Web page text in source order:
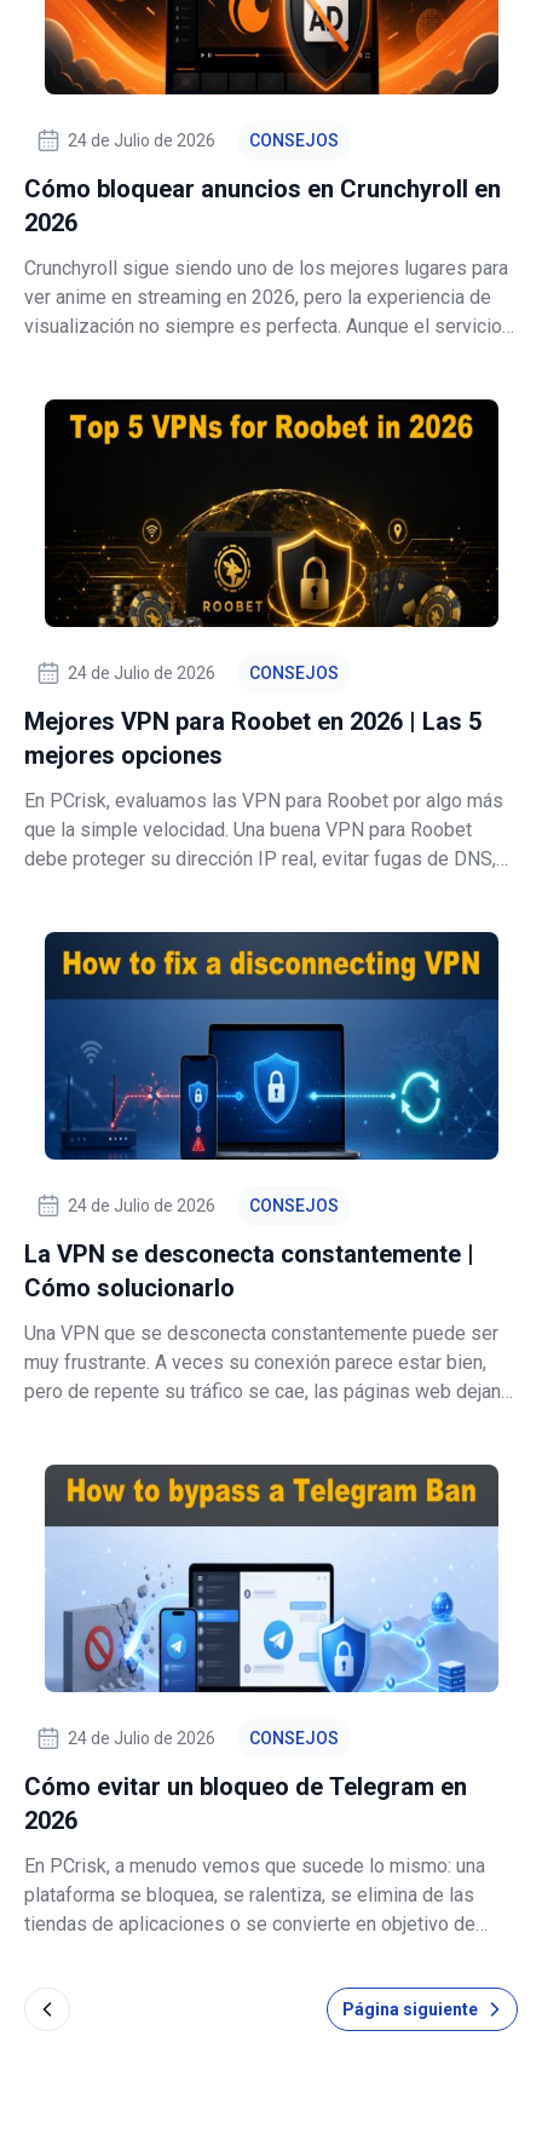
24 de Julio de 2026 CONSEJOS
Cómo bloquear anuncios en Crunchyroll en
2026
Crunchyroll sigue siendo uno de los mejores lugares para
ver anime en streaming en 2026, pero la experiencia de
visualización no siempre es perfecta. Aunque el servicio
rastreo, mejorar el rendim
24 de Julio de 2026 CONSEJOS
Mejores VPN para Roobet en 2026 | Las 5
mejores opciones
En PCrisk, evaluamos las VPN para Roobet por algo más
que la simple velocidad. Una buena VPN para Roobet
debe proteger su dirección IP real, evitar fugas de DNS,
conectarse desde regiones permitida
24 de Julio de 2026 CONSEJOS
La VPN se desconecta constantemente |
Cómo solucionarlo
Una VPN que se desconecta constantemente puede ser
muy frustrante. A veces su conexión parece estar bien,
pero de repente su tráfico se cae, las páginas web dejan
hemos visto que este pro
24 de Julio de 2026 CONSEJOS
Cómo evitar un bloqueo de Telegram en
2026
En PCrisk, a menudo vemos que sucede lo mismo: una
plataforma se bloquea, se ralentiza, se elimina de las
tiendas de aplicaciones o se convierte en objetivo de
sin saber si el servicio está caído, si su proveedor de
internet está implicado o
Página siguiente